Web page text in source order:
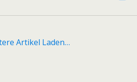
Artikel Laden…